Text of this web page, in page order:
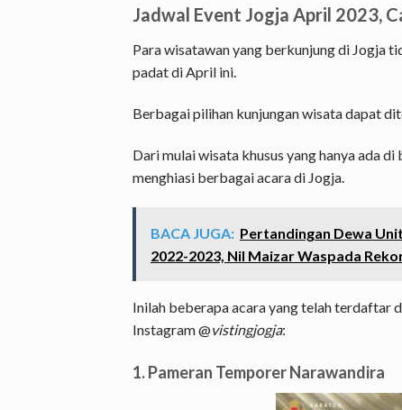
Jadwal Event Jogja April 2023,
Para wisatawan yang berkunjung di Jogja
padat di April ini.
Berbagai pilihan kunjungan wisata dapat
Dari mulai wisata khusus yang hanya ada
menghiasi berbagai acara di Jogja.
BACA JUGA: Pertandingan Dewa
2022-2023, Nil Maizar Waspada
Inilah beberapa acara yang telah terdaftar
Instagram @vistingjogja:
1. Pameran Temporer Narawandira